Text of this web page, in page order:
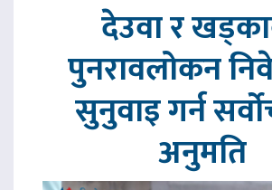
देउवा र
पुनरावलोकन
सुनुवाइ गर्न
अनुमति